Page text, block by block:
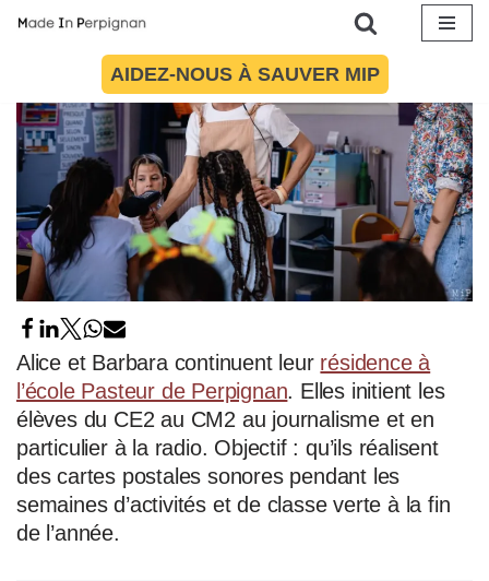
contenu
AIDEZ-NOUS À SAUVER MIP
Alice et Barbara continuent leur résidence à
l’école Pasteur de Perpignan. Elles initient les
élèves du CE2 au CM2 au journalisme et en
particulier à la radio. Objectif : qu’ils réalisent
des cartes postales sonores pendant les
semaines d’activités et de classe verte à la fin
de l’année.